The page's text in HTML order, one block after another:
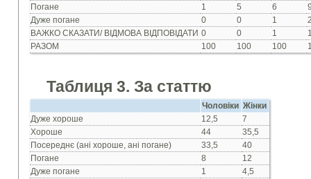
Погане
1 5 6
Дуже погане
0 0 1
ВАЖКО СКАЗАТИ/ ВІДМОВА ВІДПОВІДАТИ 0 0 1
РАЗОМ
100 100 100
Таблиця 3. За статтю
Чоловіки Жінки
Дуже хороше
12,5
7
Хороше
44
35,5
Посереднє (ані хороше, ані погане)
33,5
40
Погане
8
12
Дуже погане
1
4,5